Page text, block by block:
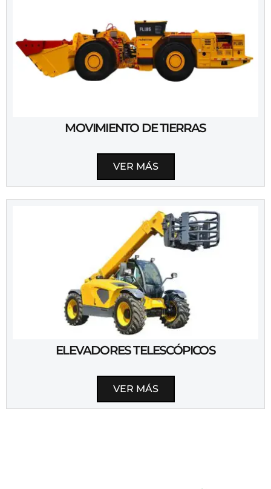
MOVIMIENTO DE TIERRAS
VER MÁS
ELEVADORES TELESCÓPICOS
VER MÁS